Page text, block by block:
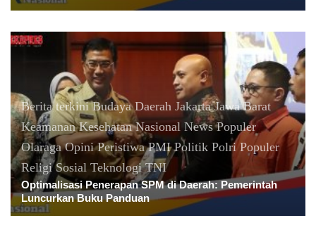
Berita terkini Budaya Daerah Jakarta Jawa Barat
Keamanan Kesehatan Nasional News Populer
Olaraga Opini Peristiwa PMI Politik Polri Populer
Religi Sosial Teknologi TNI
Optimalisasi Penerapan SPM di Daerah: Pemerintah
Luncurkan Buku Panduan